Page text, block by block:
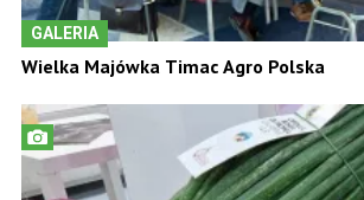
GALERIA
Wielka Majówka Timac Agro Polska